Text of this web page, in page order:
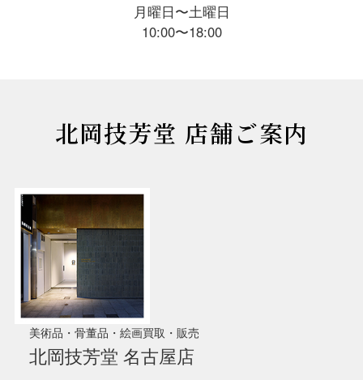
月曜日〜土曜日
10:00〜18:00
北岡技芳堂 店舗ご案内
美術品・骨董品・絵画買取・販売
北岡技芳堂 名古屋店